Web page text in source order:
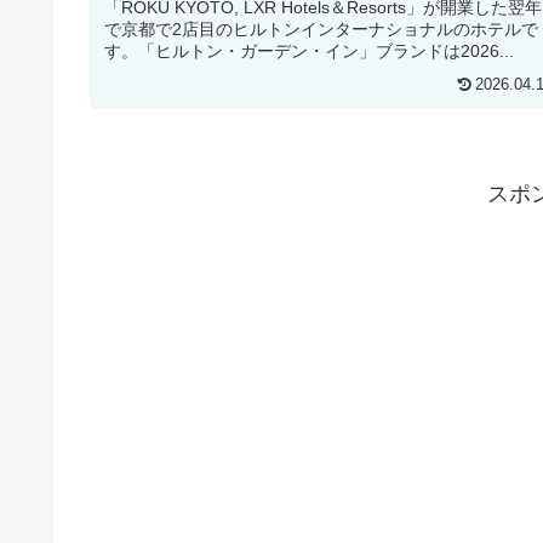
「ROKU KYOTO, LXR Hotels＆Resorts」が開業した翌年
で京都で2店目のヒルトンインターナショナルのホテルで
す。「ヒルトン・ガーデン・イン」ブランドは2026...
スポ